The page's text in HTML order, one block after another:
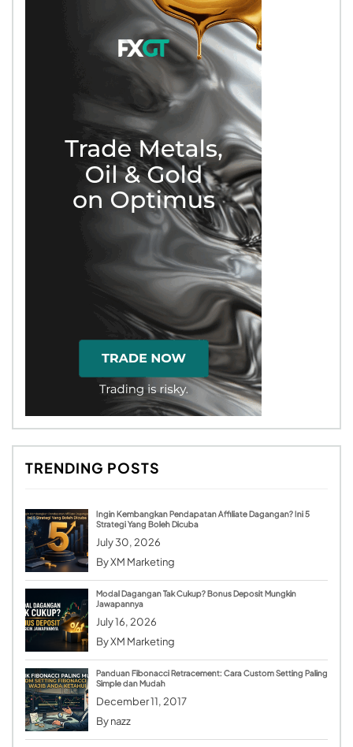
TRENDING POSTS
Ingin Kembangkan Pendapatan Affiliate Dagangan? Ini 5
Strategi Yang Boleh Dicuba
July 30, 2026
ByXM Marketing
Modal Dagangan Tak Cukup? Bonus Deposit Mungkin
Jawapannya
July 16, 2026
ByXM Marketing
Panduan Fibonacci Retracement: Cara Custom Setting Paling
Simple dan Mudah
December 11, 2017
Bynazz